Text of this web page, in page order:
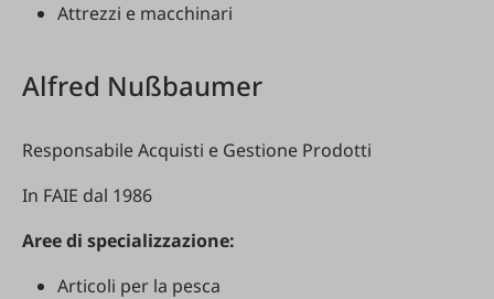
Attrezzi e macchinari
Alfred Nußbaumer
Responsabile Acquisti e Gestione Prodotti
In FAIE dal 1986
Aree di specializzazione:
Articoli per la pesca